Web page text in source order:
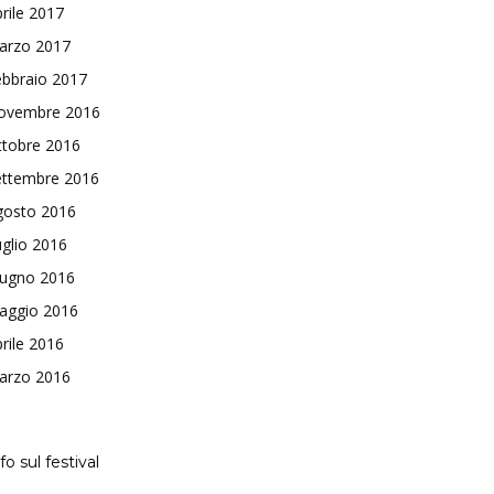
2017
2017
2017
2016
2016
2016
2016
2016
2016
2016
2016
2016
sul festival